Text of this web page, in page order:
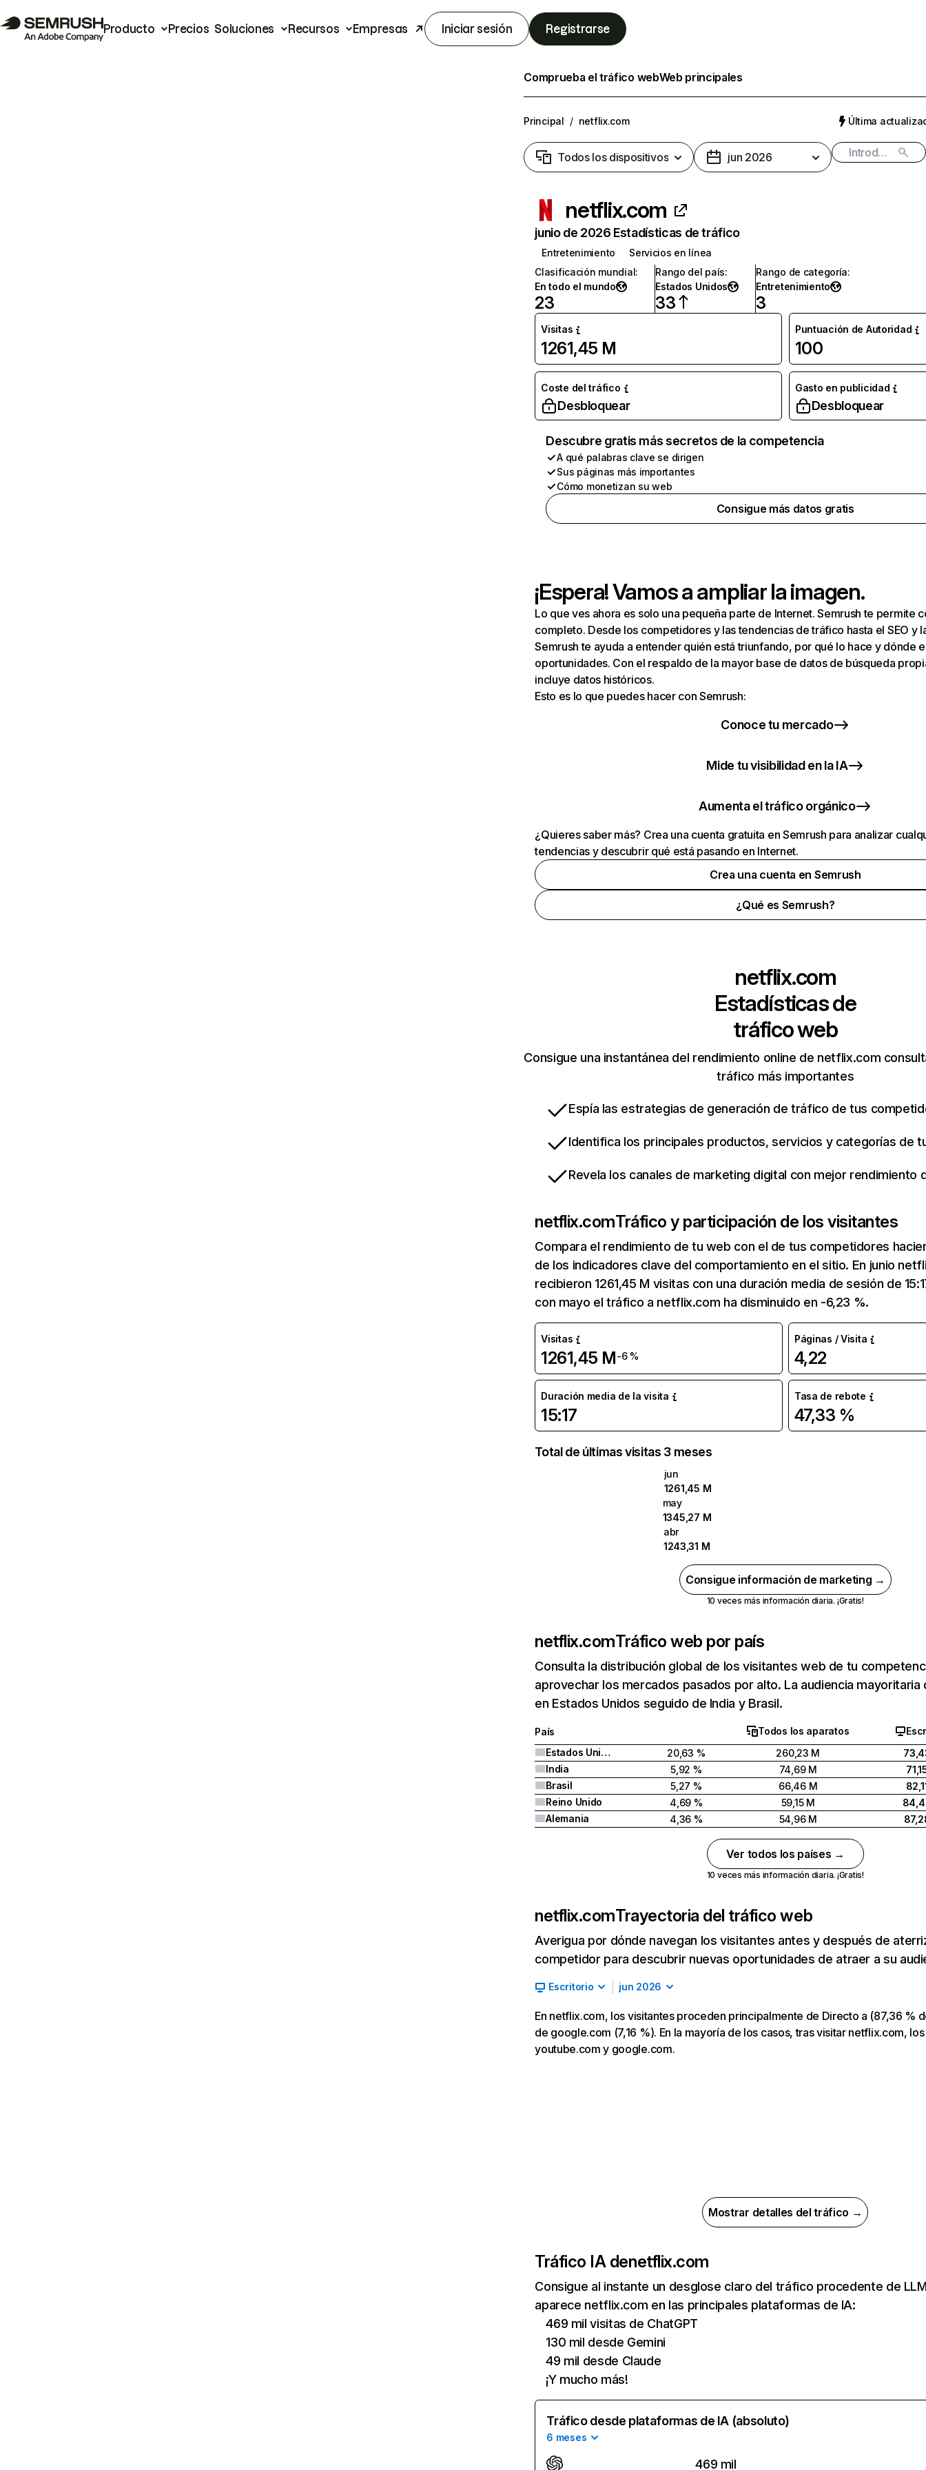
Producto Precios Soluciones Recursos Empresas Iniciar sesión Registrarse
Comprueba el tráfico webWeb principales
Principal / netflix.com Última
Todos los dispositivos jun 2026
netflix.com
junio de 2026 Estadísticas de tráfico
Entretenimiento
Servicios en línea
Clasificación mundial:
En todo el mundo
23
Rango del país:
Estados Unidos
33
Rango de categoría:
Entretenimiento
3
Visitas
1261,45 M
Puntuación de Autoridad
100
Coste del tráfico
Desbloquear
Gasto en publicidad
Desbloquear
Descubre gratis más secretos de la competencia
A qué palabras clave se dirigen
Sus páginas más importantes
Cómo monetizan su web
Consigue más datos gratis
¡Espera! Vamos a ampliar la imagen.
Lo que ves ahora es solo una pequeña parte de Internet. Semrush te permite
completo. Desde los competidores y las tendencias de tráfico hasta el SEO y
Semrush te ayuda a entender quién está triunfando, por qué lo hace y dónde
oportunidades. Con el respaldo de la mayor base de datos de búsqueda
incluye datos históricos.
Esto es lo que puedes hacer con Semrush:
Conoce tu mercado
Mide tu visibilidad en la IA
Aumenta el tráfico orgánico
¿Quieres saber más? Crea una cuenta gratuita en Semrush para analizar
tendencias y descubrir qué está pasando en Internet.
Crea una cuenta en Semrush
¿Qué es Semrush?
netflix.com
Estadísticas de
tráfico web
Consigue una instantánea del rendimiento online de netflix.com
tráfico más importantes
Espía las estrategias de generación de tráfico de tus
Identifica los principales productos, servicios y categorías de
Revela los canales de marketing digital con mejor rendimiento
netflix.comTráfico y participación de los visitantes
Compara el rendimiento de tu web con el de tus competidores
de los indicadores clave del comportamiento en el sitio. En junio
recibieron 1261,45 M visitas con una duración media de sesión de
con mayo el tráfico a netflix.com ha disminuido en -6,23 %.
Visitas
1261,45 M-6 %
Páginas / Visita
4,22
Duración media de la visita
15:17
Tasa de rebote
47,33 %
Total de últimas visitas 3 meses
jun
1261,45 M
may
1345,27 M
abr
1243,31 M
Consigue información de marketing →
10 veces más información diaria. ¡Gratis!
netflix.comTráfico web por país
Consulta la distribución global de los visitantes web de tu
aprovechar los mercados pasados por alto. La audiencia
en Estados Unidos seguido de India y Brasil.
País Todos los aparatos
Estados Unidos
20,63 % 260,23 M
India
5,92 % 74,69 M
Brasil
5,27 % 66,46 M
Reino Unido
4,69 % 59,15 M
Alemania
4,36 % 54,96 M
Ver todos los países →
10 veces más información diaria. ¡Gratis!
netflix.comTrayectoria del tráfico web
Averigua por dónde navegan los visitantes antes y después de
competidor para descubrir nuevas oportunidades de atraer a su
Escritorio jun 2026
En netflix.com, los visitantes proceden principalmente de Directo a (87,36 %
de google.com (7,16 %). En la mayoría de los casos, tras visitar netflix.com,
youtube.com y google.com.
Mostrar detalles del tráfico →
Tráfico IA denetflix.com
Consigue al instante un desglose claro del tráfico procedente de
aparece netflix.com en las principales plataformas de IA:
469 mil visitas de ChatGPT
130 mil desde Gemini
49 mil desde Claude
¡Y mucho más!
Tráfico desde plataformas de IA (absoluto)
6 meses
469 mil